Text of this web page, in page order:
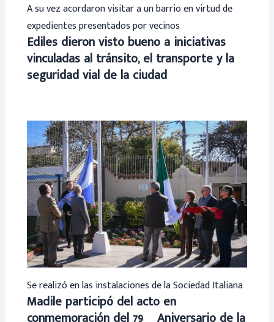
A su vez acordaron visitar a un barrio en virtud de
expedientes presentados por vecinos
Ediles dieron visto bueno a iniciativas
vinculadas al tránsito, el transporte y la
seguridad vial de la ciudad
Se realizó en las instalaciones de la Sociedad Italiana
Madile participó del acto en